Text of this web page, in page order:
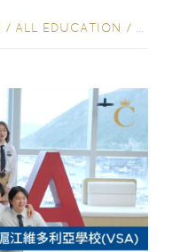
/ ALL EDUCATION /